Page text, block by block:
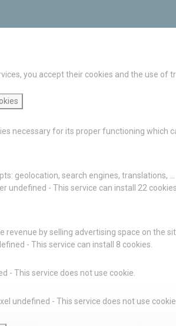
you accept their cookies and the use
necessary for its proper functioning which
geolocation, search engines, translations, ...
undefined - This service can install 22 cookies.
revenue by selling advertising space on the
- This service can install 8 cookies.
- This service does not use cookie.
undefined - This service does not use cookie.